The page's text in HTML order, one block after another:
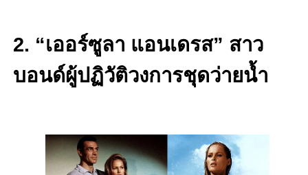
2. “เออร์ซูลา แอนเดรส” สาว
บอนด์ผู้ปฏิวัติวงการชุดว่ายน้ำ